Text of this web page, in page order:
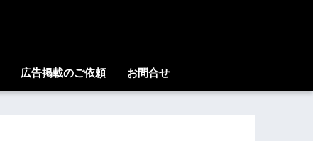
広告掲載のご依頼 お問合せ